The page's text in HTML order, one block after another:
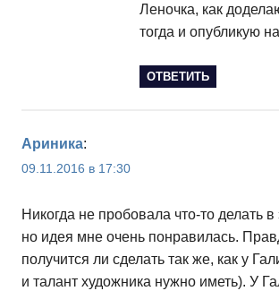
Леночка, как
тогда и опубликую
ОТВЕТИТЬ
Ариника:
09.11.2016 в 17:30
Никогда не пробовала что-то делать в
но идея мне очень понравилась.
получится ли сделать так же, как у
и талант художника нужно иметь). У